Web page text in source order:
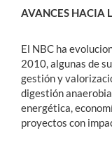
AVANCES HACIA
El NBC ha
2010, algunas de
gestión y
digestión
energética,
proyectos con